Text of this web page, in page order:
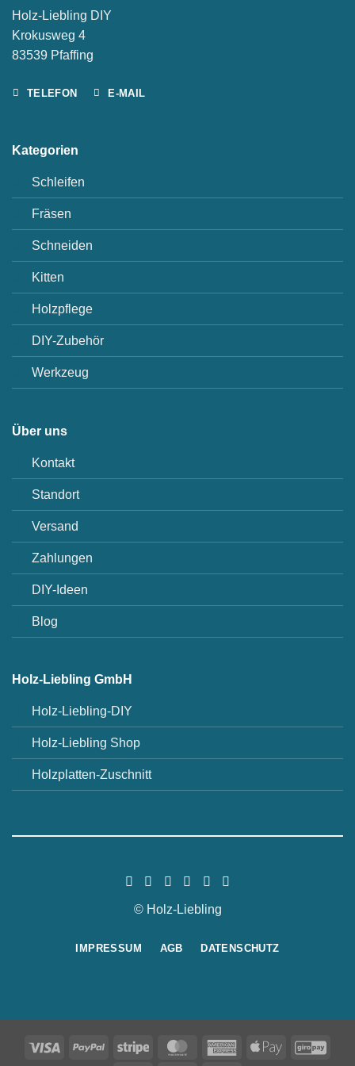
Holz-Liebling DIY
Krokusweg 4
83539 Pfaffing
TELEFON E-MAIL
Kategorien
Schleifen
Fräsen
Schneiden
Kitten
Holzpflege
DIY-Zubehör
Werkzeug
Über uns
Kontakt
Standort
Versand
Zahlungen
DIY-Ideen
Blog
Holz-Liebling GmbH
Holz-Liebling-DIY
Holz-Liebling Shop
Holzplatten-Zuschnitt
© Holz-Liebling
IMPRESSUM AGB DATENSCHUTZ
Visa PayPal Stripe MasterCardAmericanApple